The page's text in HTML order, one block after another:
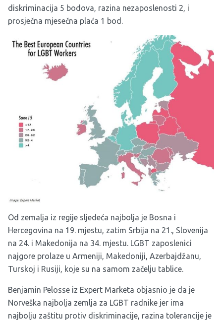
diskriminacija 5 bodova, razina nezaposlenosti 2, i
prosječna mjesečna plaća 1 bod.
Od zemalja iz regije sljedeća najbolja je Bosna i
Hercegovina na 19. mjestu, zatim Srbija na 21., Slovenija
na 24. i Makedonija na 34. mjestu. LGBT zaposlenici
najgore prolaze u Armeniji, Makedoniji, Azerbajdžanu,
Turskoj i Rusiji, koje su na samom začelju tablice.
Benjamin Pelosse iz Expert Marketa objasnio je da je
Norveška najbolja zemlja za LGBT radnike jer ima
najbolju zaštitu protiv diskriminacije, razina tolerancije je